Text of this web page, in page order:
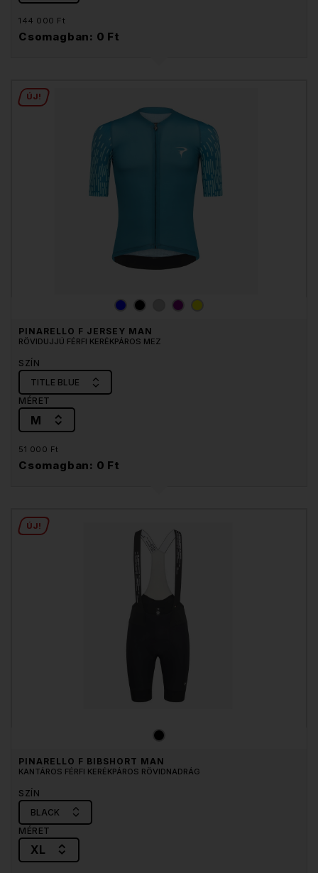
144 000 Ft
Csomagban: 0 Ft
ÚJ!
PINARELLO F JERSEY MAN
RÖVIDUJJÚ FÉRFI KERÉKPÁROS MEZ
SZÍN
TITLE BLUE
MÉRET
M
51 000 Ft
Csomagban: 0 Ft
ÚJ!
PINARELLO F BIBSHORT MAN
KANTÁROS FÉRFI KERÉKPÁROS RÖVIDNADRÁG
SZÍN
BLACK
MÉRET
XL